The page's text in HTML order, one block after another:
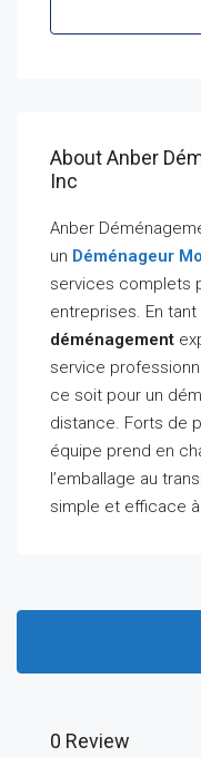
About Anber
Inc
Anber
un Déménageur
services complets
entreprises. En tant
déménagement
service
ce soit pour un
distance. Forts de
équipe prend en
l’emballage au
simple et efficace
0 Review